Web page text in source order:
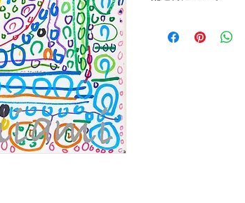
その際は、作品をご
アートキャンバス小